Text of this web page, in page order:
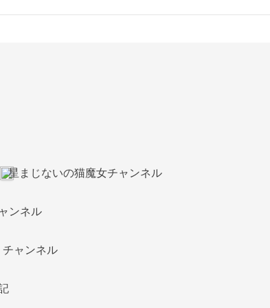
星まじないの猫魔女チャンネル
ンネル
ャンネル